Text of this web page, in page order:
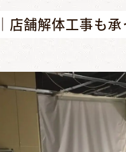
店舗解体工事も